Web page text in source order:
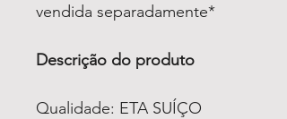
vendida separadamente*
Descrição do produto
Qualidade: ETA SUÍÇO